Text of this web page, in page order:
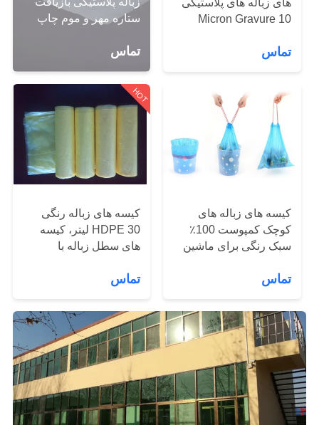
کیفیت
تماس
بگیرید
اخبار
موارد
سایت
PRIVACY
POLICY
ستاره مهر و موم چاپ
تماس
های زباله های پلاستیکی
10 Micron Gravure
تماس
HOT
کیسه های زباله رنگی
HDPE 30 لیتر، کیسه
های سطل زباله با
میلی متر
تماس
کیسه های زباله های
کوچک کمپوست 100٪
سبک رنگی برای ماشین
تماس